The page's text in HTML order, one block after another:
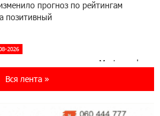
прогноз по рейтингам
позитивный
2026
новую карту Mastercard
для путешествий и
Вся лента »